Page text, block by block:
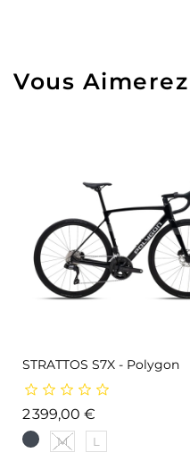
Vous
STRATTOS S7X - Polygon
2 399,00 €
M L